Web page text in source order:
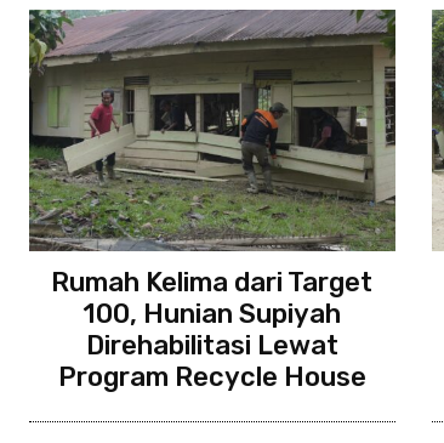
Rumah Kelima dari Target
100, Hunian Supiyah
Direhabilitasi Lewat
Program Recycle House